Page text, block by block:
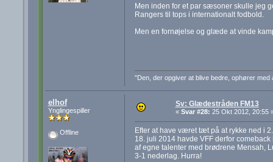
Men inden for et par sæsoner skulle jeg
Rangers til tops i internationalt fodbold.
Men en fornøjelse og glæde at vinde
”Den, der opgiver at blive bedre, ophører med
elhof
Ynglingespiller
Offline
Sv: Glædestråden FM13
« Svar #28: 25 Okt 2012, 20:55
Efter at have været tæt på at rykke ned i
18. juli 2014 havde VFF derfor
af egne talenter med brødrene Mensah,
3-1 nederlag. Hurra!